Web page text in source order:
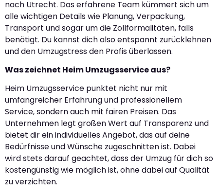
nach Utrecht. Das erfahrene Team kümmert sich um
alle wichtigen Details wie Planung, Verpackung,
Transport und sogar um die Zollformalitäten, falls
benötigt. Du kannst dich also entspannt zurücklehnen
und den Umzugstress den Profis überlassen.
Was zeichnet Heim Umzugsservice aus?
Heim Umzugsservice punktet nicht nur mit
umfangreicher Erfahrung und professionellem
Service, sondern auch mit fairen Preisen. Das
Unternehmen legt großen Wert auf Transparenz und
bietet dir ein individuelles Angebot, das auf deine
Bedürfnisse und Wünsche zugeschnitten ist. Dabei
wird stets darauf geachtet, dass der Umzug für dich so
kostengünstig wie möglich ist, ohne dabei auf Qualität
zu verzichten.